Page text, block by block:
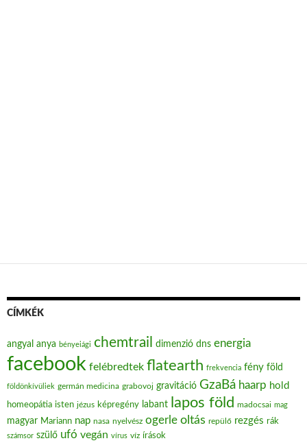
CÍMKÉK
angyal anya bényeiági chemtrail dimenzió dns energia
facebook felébredtek flatearth frekvencia fény föld
földönkívüliek germán medicina grabovoj gravitáció GzaBá haarp hold
homeopátia isten jézus képregény labant lapos föld madocsai mag
magyar Mariann nap nasa nyelvész ogerle oltás repülő rezgés rák
számsor szülő ufó vegán vírus víz írások